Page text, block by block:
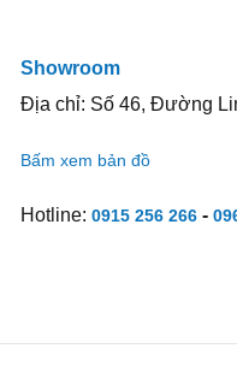
Showroom
Địa chỉ: Số 46, Đường
Bấm xem bản đồ
Hotline: 0915 256 266-